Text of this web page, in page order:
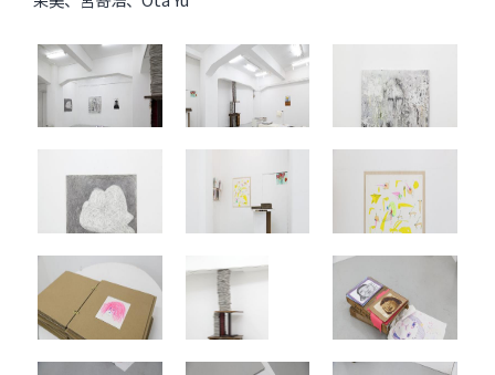
受講生・修了生の活動
展覧会アーカイブ
座談会
連載・コラム
未分類
近日開催のイベント・オープン講座・展覧会